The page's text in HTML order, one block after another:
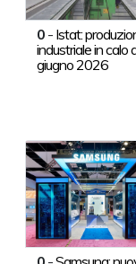
0 - Istat:
industriale in calo
giugno 2026